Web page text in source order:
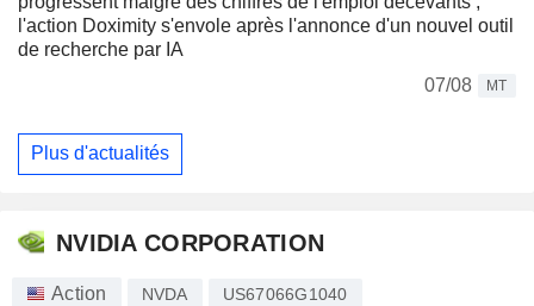
l'action Doximity s'envole après l'annonce d'un nouvel outil
de recherche par IA
07/08
MT
Plus d'actualités
NVIDIA CORPORATION
Action NVDA US67066G1040